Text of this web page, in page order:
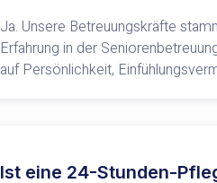
Ja. Unsere Betreuungskräfte
Erfahrung in der
auf Persönlichkeit,
Ist eine 24-Stunden-